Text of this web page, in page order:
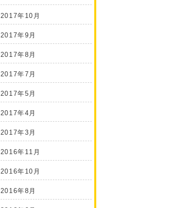
2017年10月
2017年9月
2017年8月
2017年7月
2017年5月
2017年4月
2017年3月
2016年11月
2016年10月
2016年8月